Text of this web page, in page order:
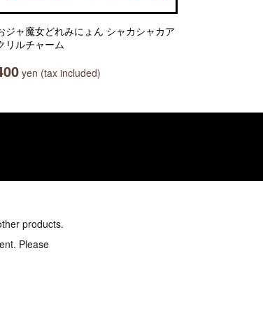
ジャ魔女どれみにょん シャカシャカア
リルチャーム
yen (tax included)
products.
Please